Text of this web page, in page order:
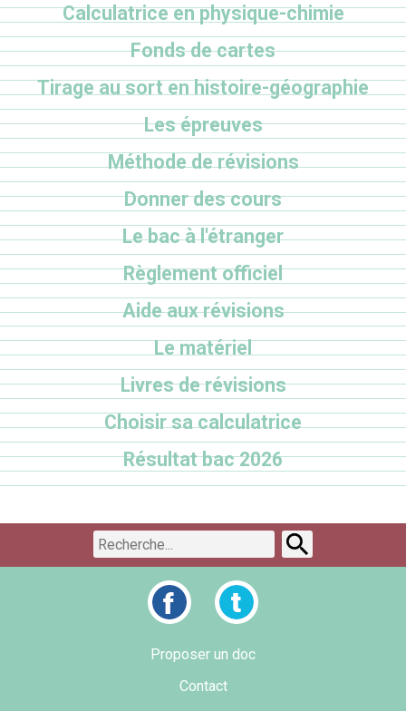
Calculatrice en physique-chimie
Fonds de cartes
Tirage au sort en histoire-géographie
Les épreuves
Méthode de révisions
Donner des cours
Le bac à l'étranger
Règlement officiel
Aide aux révisions
Le matériel
Livres de révisions
Choisir sa calculatrice
Résultat bac 2026
Proposer un doc
Contact